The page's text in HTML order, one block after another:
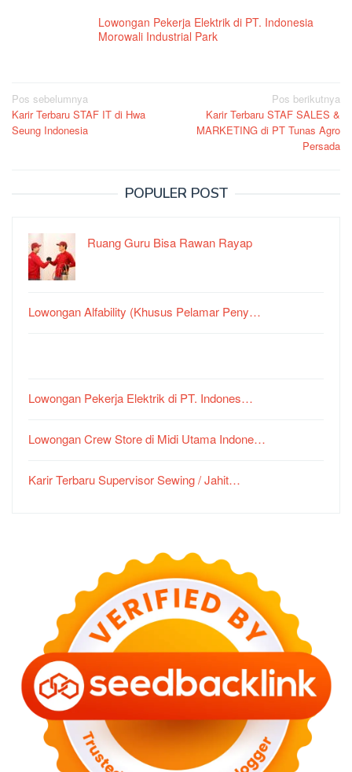
Lowongan Pekerja Elektrik di PT. Indonesia
Morowali Industrial Park
Navigasi
pos
Pos sebelumnya
Karir Terbaru STAF IT di Hwa
Seung Indonesia
Pos berikutnya
Karir Terbaru STAF SALES &
MARKETING di PT Tunas Agro
Persada
POPULER POST
Ruang Guru Bisa Rawan Rayap
Lowongan Alfability (Khusus Pelamar Peny…
Lowongan Pekerja Elektrik di PT. Indones…
Lowongan Crew Store di Midi Utama Indone…
Karir Terbaru Supervisor Sewing / Jahit…